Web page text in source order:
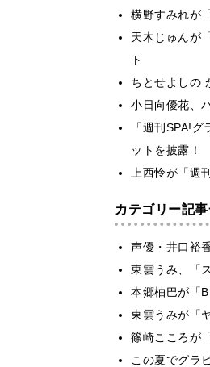
横野すみれが
天木じゅんが
ト
ちとせよしの
小日向優花、
「週刊SPA!
ットを披露！
上西怜が「週
カテゴリー記
声優・井口裕
東雲うみ、「
本郷柚巴が「
東雲うみが「
篠崎こころが
この夏でグラ